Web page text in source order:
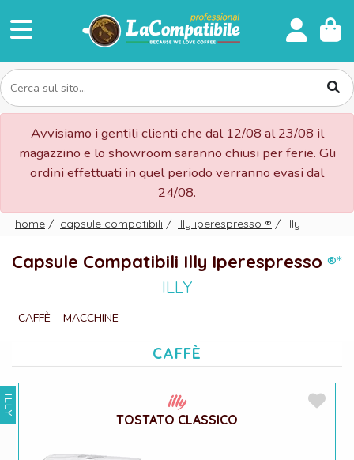
Avvisiamo i gentili clienti che dal 12/08 al 23/08 il
magazzino e lo showroom saranno chiusi per ferie. Gli
ordini effettuati in quel periodo verranno evasi dal
24/08.
home / capsule compatibili / illy iperespresso ® / illy
Capsule Compatibili Illy Iperespresso ®*
ILLY
CAFFÈ MACCHINE
CAFFÈ
ILLY
TOSTATO CLASSICO